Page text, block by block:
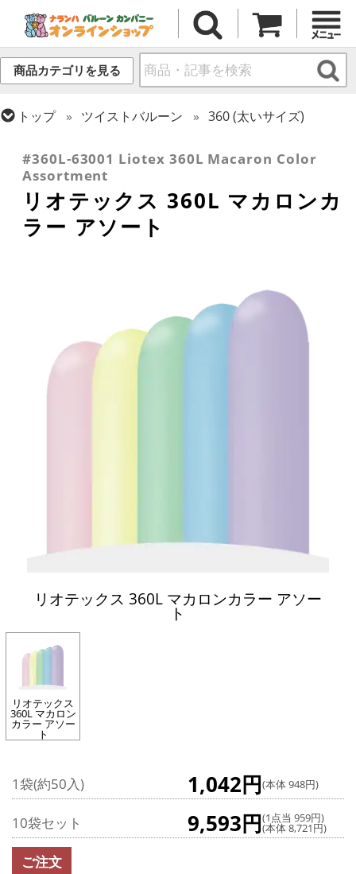
商品カテゴリを見る
トップ ツイストバルーン
360 (太いサイズ)
#360L-63001 Liotex 360L Macaron Color
Assortment
リオテックス 360L マカロンカ
ラー アソート
リオテックス 360L マカロンカラー アソー
ト
リオテックス
360L マカロン
カラー アソー
ト
1袋(約50入) 1,042円(本体 948円)
10袋セット 9,593円(1点当 959円)
(本体 8,721円)
ご注文